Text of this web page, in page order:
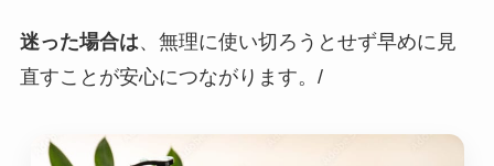
迷った場合は、無理に使い切ろうとせず早めに見
直すことが安心につながります。/